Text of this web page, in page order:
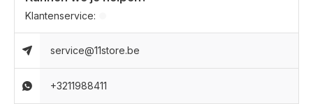
Klantenservice:
service@11store.be
+3211988411